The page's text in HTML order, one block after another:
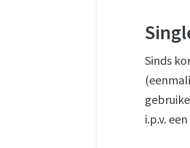
Sinds
i.p.v.